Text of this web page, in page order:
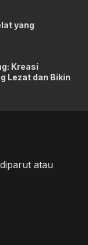
yang
Kreasi
Lezat dan Bikin
atau